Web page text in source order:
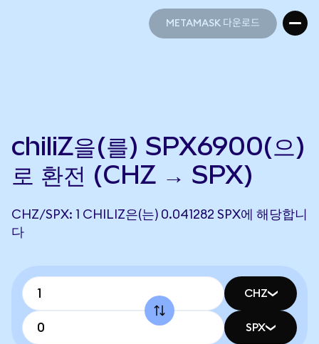
METAMASK 다운로드
chiliZ을(를) SPX6900(으)
로 환전 (CHZ → SPX)
CHZ/SPX: 1 CHILIZ은(는) 0.041282 SPX에 해당합니
다
CHZ
SPX